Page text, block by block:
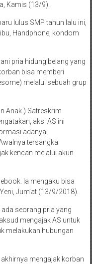
Kamis (13/9).
lulus SMP tahun lalu ini,
Handphone, kondom
pria hidung belang yang
bisa memberi
melalui sebuah grup
Anak ) Satreskrim
aksi AS ini
adanya
tersangka
kencan melalui akun
Ia mengaku bisa
Jum’at (13/9/2018).
seorang pria yang
mengajak AS untuk
melakukan hubungan
mengajak korban